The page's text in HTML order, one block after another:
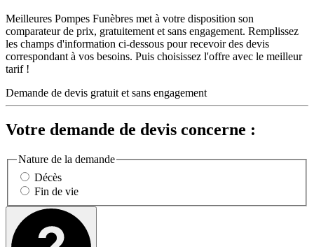
Meilleures Pompes Funèbres met à votre disposition son
comparateur de prix, gratuitement et sans engagement. Remplissez
les champs d'information ci-dessous pour recevoir des devis
correspondant à vos besoins. Puis choisissez l'offre avec le meilleur
tarif !
Demande de devis gratuit et sans engagement
Votre demande de devis concerne :
Nature de la demande
Décès
Fin de vie